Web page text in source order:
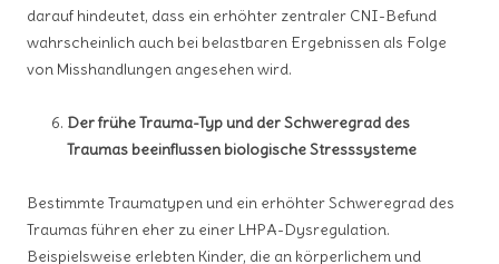
darauf hindeutet, dass ein erhöhter zentraler CNI-Befund
wahrscheinlich auch bei belastbaren Ergebnissen als Folge
von Misshandlungen angesehen wird.
Der frühe Trauma-Typ und der Schweregrad des
Traumas beeinflussen biologische Stresssysteme
Bestimmte Traumatypen und ein erhöhter Schweregrad des
Traumas führen eher zu einer LHPA-Dysregulation.
Beispielsweise erlebten Kinder, die an körperlichem und